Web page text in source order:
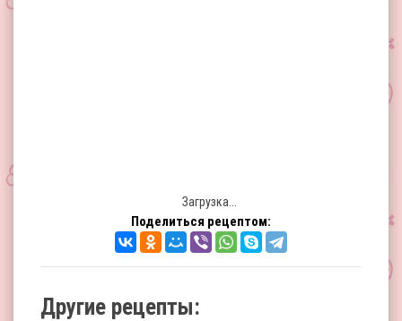
Загрузка...
Поделиться рецептом:
Другие рецепты: